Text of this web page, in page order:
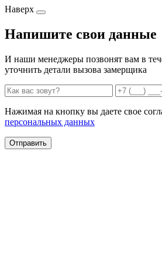
Наверх
Напишите свои данные
И наши менеджеры позвонят вам в
уточнить детали вызова замерщика
Нажимая на кнопку вы даете свое
персональных данных
Отправить